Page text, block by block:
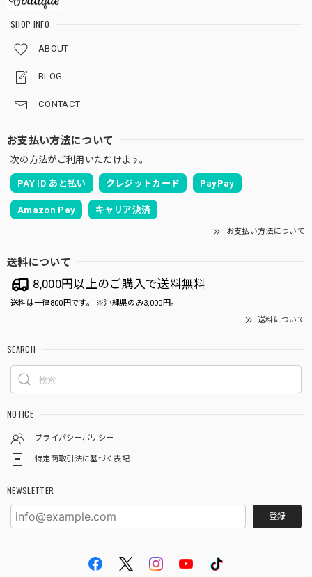
SHOP INFO
ABOUT
BLOG
CONTACT
お支払い方法について
次の方法がご利用いただけます。
PAY ID あと払い クレジットカード PayPay
Amazon Pay キャリア決済
お支払い方法について
送料について
8,000円以上のご購入で送料無料
送料は一律800円です。 ※沖縄県のみ3,000円。
送料について
SEARCH
NOTICE
プライバシーポリシー
特定商取引法に基づく表記
NEWSLETTER
登録